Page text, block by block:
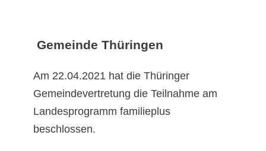
Gemeinde Thüringen
Am 22.04.2021 hat die Thüringer
Gemeindevertretung die Teilnahme am
Landesprogramm familieplus
beschlossen.